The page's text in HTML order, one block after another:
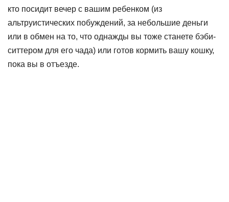
кто посидит вечер с вашим ребенком (из
альтруистических побуждений, за небольшие деньги
или в обмен на то, что однажды вы тоже станете бэби-
ситтером для его чада) или готов кормить вашу кошку,
пока вы в отъезде.